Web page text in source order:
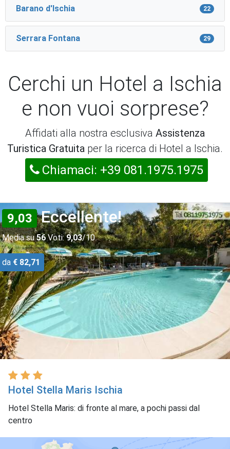
Barano d'Ischia 22
Serrara Fontana 29
Cerchi un Hotel a Ischia
e non vuoi sorprese?
Affidati alla nostra esclusiva Assistenza
Turistica Gratuita per la ricerca di Hotel a Ischia.
Chiamaci: +39 081.1975.1975
9,03 Eccellente!
Media su56Voti: 9,03/10
da € 82,71
Hotel Stella Maris Ischia
Hotel Stella Maris: di fronte al mare, a pochi passi dal
centro